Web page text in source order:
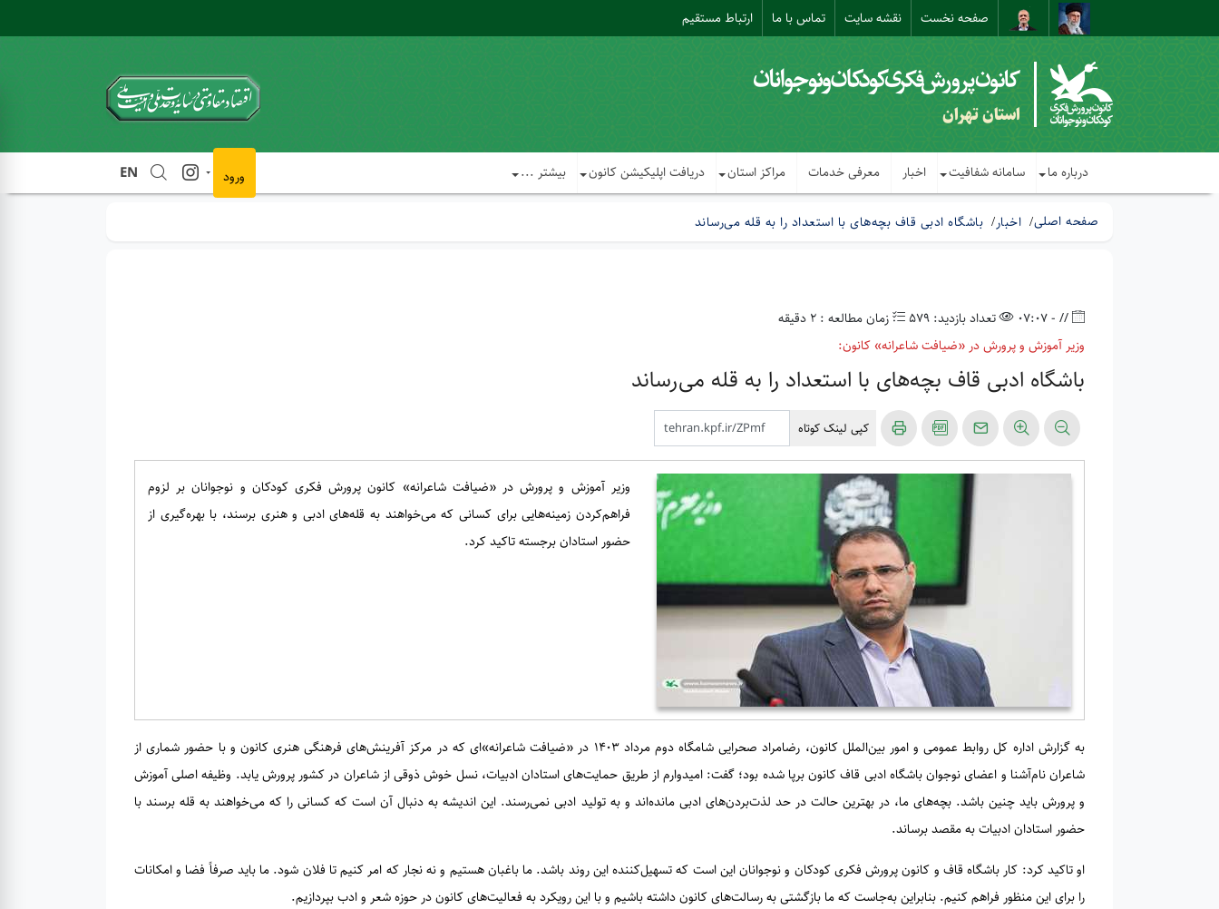
صفحه نخست نقشه سایت تماس با ما ارتباط مستقیم
استان تهران
درباره ما سامانه شفافیت اخبار معرفی خدمات مراکز استان دریافت اپلیکیشن کانون بیشتر ... EN ورود
صفحه اصلی اخبار باشگاه ادبی قاف بچه‌های با استعداد را به قله می‌رساند
// - 07:07 تعداد بازدید: 579
زمان مطالعه : 2 دقیقه
وزیر آموزش و پرورش در «ضیافت شاعرانه» کانون:
باشگاه ادبی قاف بچه‌های با استعداد را به قله می‌رساند
کپی لینک کوتاه
وزیر آموزش و پرورش در «ضیافت شاعرانه» کانون پرورش فکری کودکان و نوجوانان بر لزوم
فراهم‌کردن زمینه‌هایی برای کسانی که می‌خواهند به قله‌های ادبی و هنری برسند، با بهره‌گیری از
حضور استادان برجسته تاکید کرد.
به گزارش اداره کل روابط عمومی و امور بین‌الملل کانون، رضامراد صحرایی شامگاه دوم مرداد ۱۴۰۳ در «ضیافت شاعرانه»‌ای که در مرکز آفرینش‌های فرهنگی هنری کانون و با حضور شماری از
شاعران نام‌آشنا و اعضای نوجوان باشگاه ادبی قاف کانون برپا شده بود؛ گفت: امیدوارم از طریق حمایت‌های استادان ادبیات، نسل خوش ذوقی از شاعران در کشور پرورش یابد. وظیفه اصلی آموزش
و پرورش باید چنین باشد. بچه‌های ما، در بهترین حالت در حد لذت‌بردن‌های ادبی ‌مانده­‌اند و به تولید ادبی نمی‌رسند. این اندیشه به دنبال آن است که کسانی را که می‌خواهند به قله برسند با
حضور استادان ادبیات به مقصد برساند.
او تاکید کرد: کار باشگاه قاف و کانون پرورش فکری کودکان و نوجوانان این است که تسهیل‌کننده این روند باشد. ما باغبان هستیم و نه نجار که امر کنیم تا فلان شود. ما باید صرفاً فضا و امکانات
را برای این منظور فراهم کنیم. بنابراین به‌جاست که ما بازگشتی به رسالت‌های کانون داشته باشیم و با این رویکرد به فعالیت‌های کانون در حوزه شعر و ادب بپردازیم.